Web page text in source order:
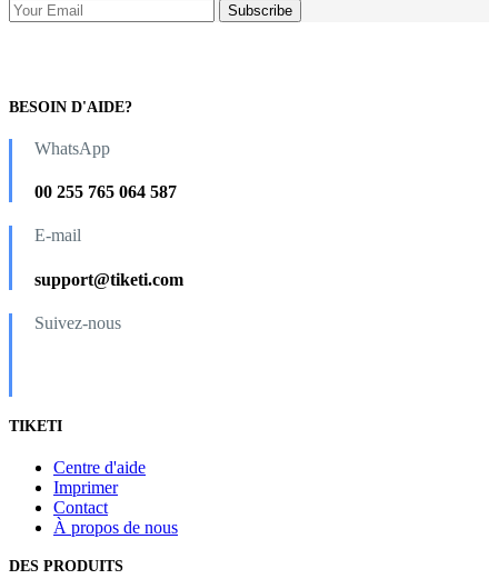
BESOIN D'AIDE?
WhatsApp
00 255 765 064 587
E-mail
support@tiketi.com
Suivez-nous
TIKETI
Centre d'aide
Imprimer
Contact
À propos de nous
DES PRODUITS